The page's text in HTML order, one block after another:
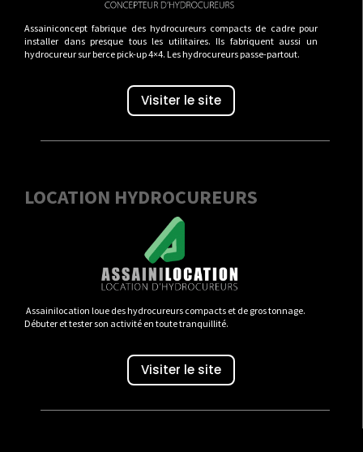
Assainiconcept fabrique des hydrocureurs compacts de cadre pour
installer dans presque tous les utilitaires. Ils fabriquent aussi un
hydrocureur sur berce pick-up 4×4. Les hydrocureurs passe-partout.
Visiter le site
LOCATION HYDROCUREURS
Assainilocation loue des hydrocureurs compacts et de gros tonnage.
Débuter et tester son activité en toute tranquillité.
Visiter le site